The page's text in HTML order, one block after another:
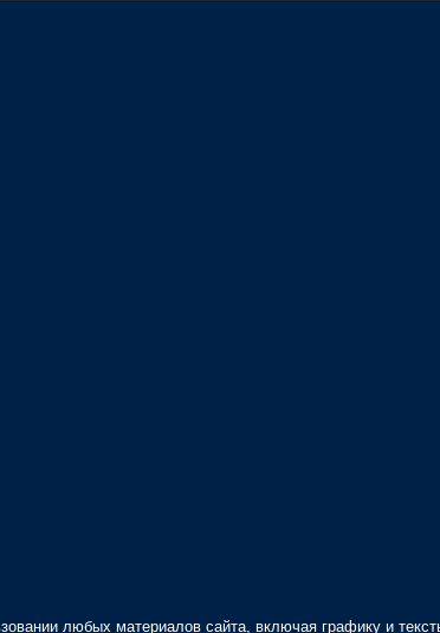
любых материалов сайта, включая графику и